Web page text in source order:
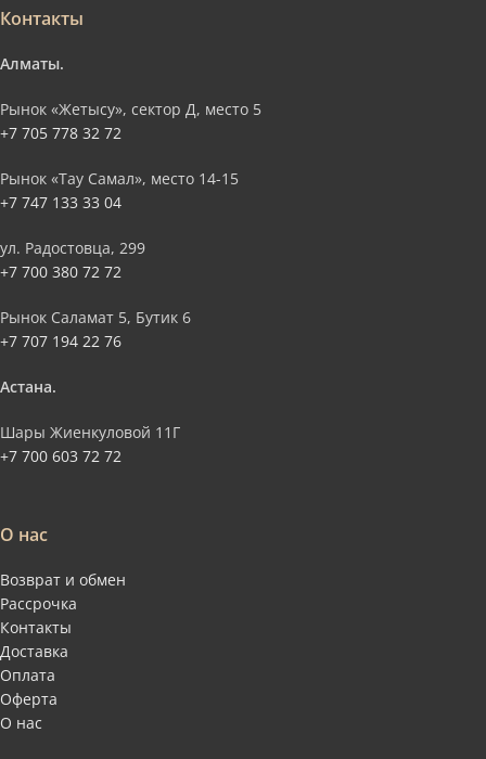
Контакты
Алматы.
Рынок «Жетысу», сектор Д, место 5
+7 705 778 32 72
Рынок «Тау Самал», место 14-15
+7 747 133 33 04
ул. Радостовца, 299
+7 700 380 72 72
Рынок Саламат 5, Бутик 6
+7 707 194 22 76
Астана.
Шары Жиенкуловой 11Г
+7 700 603 72 72
О нас
Возврат и обмен
Рассрочка
Контакты
Доставка
Оплата
Оферта
О нас